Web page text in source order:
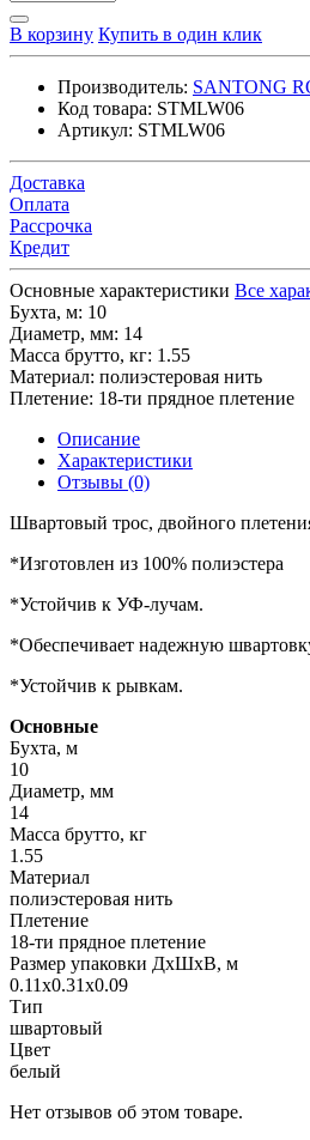
В корзину Купить в один клик
Производитель: SANTONG
Код товара: STMLW06
Артикул: STMLW06
Доставка
Оплата
Рассрочка
Кредит
Основные характеристики Все
Бухта, м: 10
Диаметр, мм: 14
Масса брутто, кг: 1.55
Материал: полиэстеровая нить
Плетение: 18-ти прядное плетение
Описание
Характеристики
Отзывы (0)
Швартовый трос, двойного
*Изготовлен из 100% полиэстера
*Устойчив к УФ-лучам.
*Обеспечивает надежную
*Устойчив к рывкам.
Основные
Бухта, м
10
Диаметр, мм
14
Масса брутто, кг
1.55
Материал
полиэстеровая нить
Плетение
18-ти прядное плетение
Размер упаковки ДхШхВ, м
0.11x0.31x0.09
Тип
швартовый
Цвет
белый
Нет отзывов об этом товаре.